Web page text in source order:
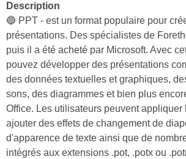
Description
🔵 PPT - est un format populaire pour
présentations. Des spécialistes de
puis il a été acheté par Microsoft. Avec
pouvez développer des présentations
des données textuelles et graphiques,
sons, des diagrammes et bien plus
Office. Les utilisateurs peuvent appliquer
ajouter des effets de changement de
d'apparence de texte ainsi que de
intégrés aux extensions .pot, .potx ou